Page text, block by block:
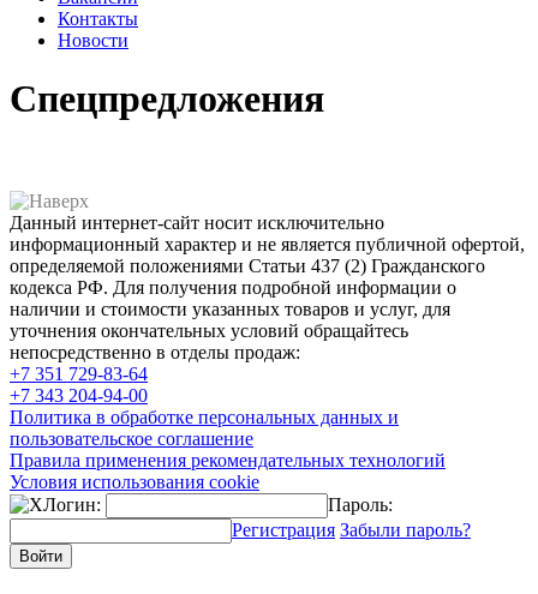
Контакты
Новости
Спецпредложения
Данный интернет-сайт носит исключительно
информационный характер и не является публичной офертой,
определяемой положениями Статьи 437 (2) Гражданского
кодекса РФ. Для получения подробной информации о
наличии и стоимости указанных товаров и услуг, для
уточнения окончательных условий обращайтесь
непосредственно в отделы продаж:
+7 351 729-83-64
+7 343 204-94-00
Политика в обработке персональных данных и
пользовательское соглашение
Правила применения рекомендательных технологий
Условия использования cookie
Логин:
Пароль:
Регистрация Забыли пароль?